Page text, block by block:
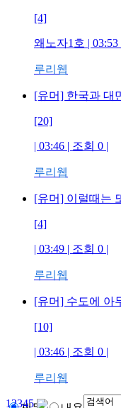
[4]
왜노자1호 | 03:53
루리웹
[유머] 한국과 대
[20]
| 03:46 | 조회 0 |
루리웹
[유머] 이럴때는
[4]
| 03:49 | 조회 0 |
루리웹
[유머] 수도에 아
[10]
| 03:46 | 조회 0 |
루리웹
12345